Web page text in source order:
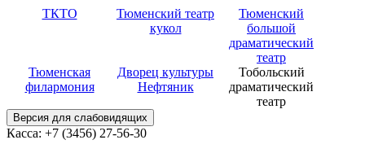
ТКТО
Тюменский театр
кукол
Тюменский
большой
драматический
театр
Тюменская
филармония
Дворец культуры
Нефтяник
Тобольский
драматический
театр
Версия для слабовидящих
Касса: +7 (3456) 27-56-30